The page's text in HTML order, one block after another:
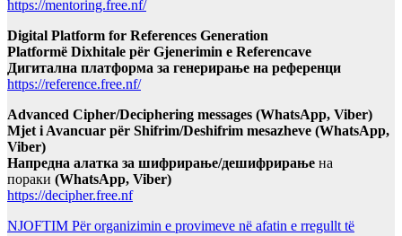
https://mentoring.free.nf/
Digital Platform for References Generation
Platformë Dixhitale për Gjenerimin e Referencave
Дигитална платформа за генерирање на референци
https://reference.free.nf/
Advanced Cipher/Deciphering messages (WhatsApp, Viber)
Mjet i Avancuar për Shifrim/Deshifrim mesazheve (WhatsApp,
Viber)
Напредна алатка за шифрирање/дешифрирање на
пораки (WhatsApp, Viber)
https://decipher.free.nf
NJOFTIM Për organizimin e provimeve në afatin e rregullt të